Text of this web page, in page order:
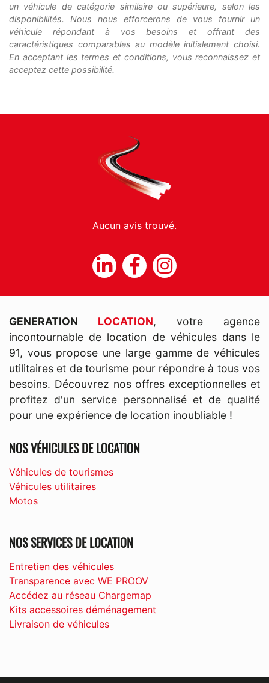
un véhicule de catégorie similaire ou supérieure, selon les
disponibilités. Nous nous efforcerons de vous fournir un
véhicule répondant à vos besoins et offrant des
caractéristiques comparables au modèle initialement choisi.
En acceptant les termes et conditions, vous reconnaissez et
acceptez cette possibilité.
Aucun avis trouvé.
GENERATION LOCATION, votre agence
incontournable de location de véhicules dans le
91, vous propose une large gamme de véhicules
utilitaires et de tourisme pour répondre à tous vos
besoins. Découvrez nos offres exceptionnelles et
profitez d'un service personnalisé et de qualité
pour une expérience de location inoubliable !
NOS VÉHICULES DE LOCATION
Véhicules de tourismes
Véhicules utilitaires
Motos
NOS SERVICES DE LOCATION
Entretien des véhicules
Transparence avec WE PROOV
Accédez au réseau Chargemap
Kits accessoires déménagement
Livraison de véhicules